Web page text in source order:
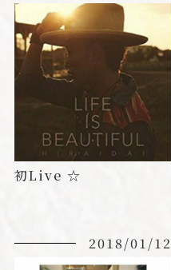
初Live ☆
2018/01/12